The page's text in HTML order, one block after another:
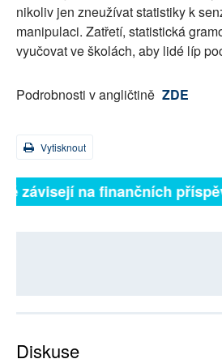
nikoliv jen zneužívat statistiky k
manipulaci. Zatřetí, statistická
vyučovat ve školách, aby lidé líp
Podrobnosti v angličtině ZDE
Vytisknout
závisejí na finančních
Diskuse